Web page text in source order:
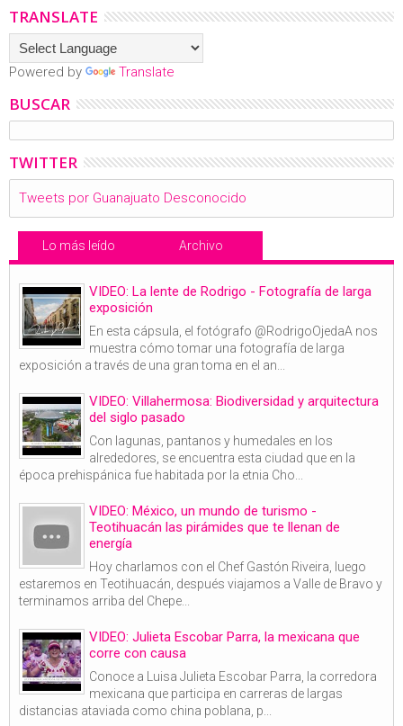
TRANSLATE
Powered by Translate
BUSCAR
TWITTER
Tweets por Guanajuato Desconocido
Lo más leído Archivo
VIDEO: La lente de Rodrigo - Fotografía de larga
exposición
En esta cápsula, el fotógrafo @RodrigoOjedaA nos
muestra cómo tomar una fotografía de larga
exposición a través de una gran toma en el an...
VIDEO: Villahermosa: Biodiversidad y arquitectura
del siglo pasado
Con lagunas, pantanos y humedales en los
alrededores, se encuentra esta ciudad que en la
época prehispánica fue habitada por la etnia Cho...
VIDEO: México, un mundo de turismo -
Teotihuacán las pirámides que te llenan de
energía
Hoy charlamos con el Chef Gastón Riveira, luego
estaremos en Teotihuacán, después viajamos a Valle de Bravo y
terminamos arriba del Chepe...
VIDEO: Julieta Escobar Parra, la mexicana que
corre con causa
Conoce a Luisa Julieta Escobar Parra, la corredora
mexicana que participa en carreras de largas
distancias ataviada como china poblana, p...